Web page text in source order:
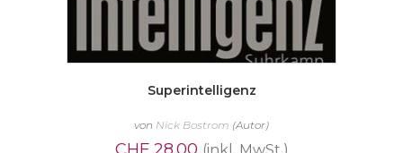
Superintelligenz
von Nick Bostrom (Autor)